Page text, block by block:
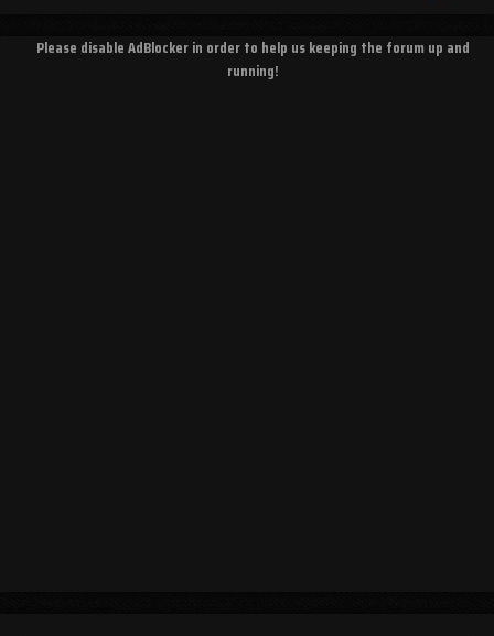
Please disable AdBlocker in order to help us keeping the forum up and
running!